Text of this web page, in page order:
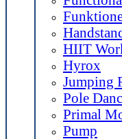
HIIT
Hyrox
Jumping
Pole
Primal
Pump